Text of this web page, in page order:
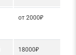
от 2000₽
18000₽